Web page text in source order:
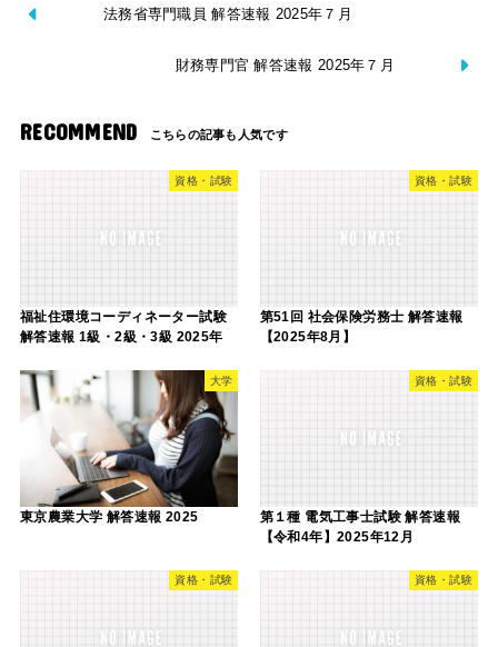
法務省専門職員 解答速報 2025年７月
財務専門官 解答速報 2025年７月
RECOMMEND
資格・試験
福祉住環境コーディネーター試験
解答速報 1級・2級・3級 2025年
資格・試験
第51回 社会保険労務士 解答速報
【2025年8月】
大学
東京農業大学 解答速報 2025
資格・試験
第１種 電気工事士試験 解答速報
【令和4年】2025年12月
資格・試験 資格・試験